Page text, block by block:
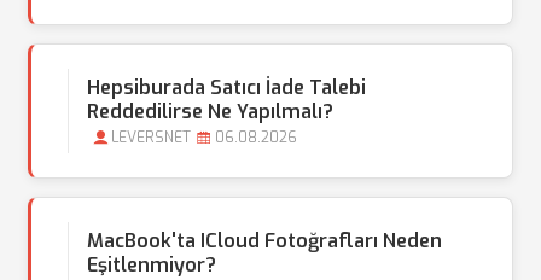
Hepsiburada Satıcı İade Talebi
Reddedilirse Ne Yapılmalı?
LEVERSNET 06.08.2026
MacBook'ta ICloud Fotoğrafları Neden
Eşitlenmiyor?